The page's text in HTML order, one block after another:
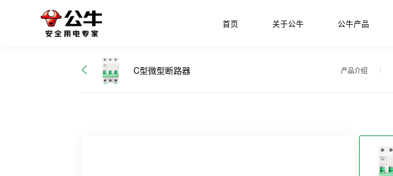
首页 关于公牛 公牛产品
C型微型断路器 产品介绍